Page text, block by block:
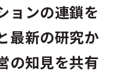
ョンの連鎖を
最新の研究か
の知見を共有